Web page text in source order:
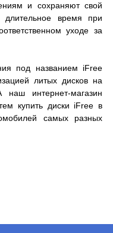
и сохраняют свой
длительное время при
уходе за
под названием iFree
литых дисков на
наш интернет-магазин
купить диски iFree в
самых разных